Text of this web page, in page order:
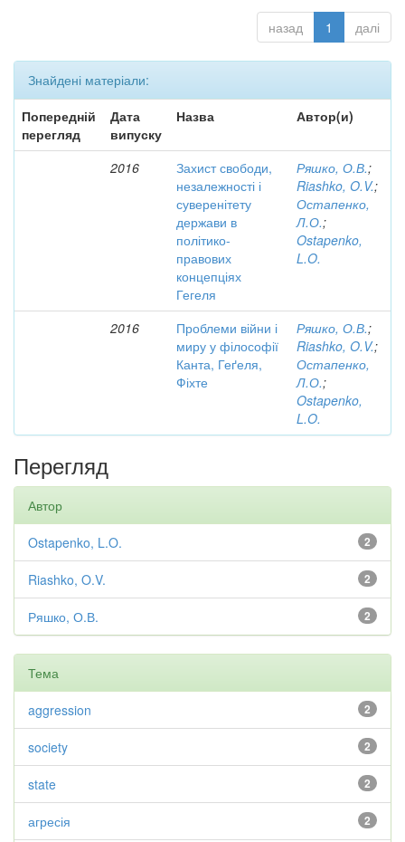
назад 1 далі
Знайдені матеріали:
Попередній
перегляд
Дата
випуску
Назва Автор(и)
2016
Захист свободи,
незалежності і
суверенітету
держави в
політико-
правових
концепціях
Гегеля
Ряшко, О.В.;
Riashko, O.V.;
Остапенко,
Л.О.;
Ostapenko,
L.O.
2016
Проблеми війни і
миру у філософії
Канта, Геґеля,
Фіхте
Ряшко, О.В.;
Riashko, O.V.;
Остапенко,
Л.О.;
Ostapenko,
L.O.
Перегляд
Автор
2
Ostapenko, L.O.
2
Riashko, O.V.
2
Ряшко, О.В.
Тема
2
aggression
2
society
2
state
2
агресія